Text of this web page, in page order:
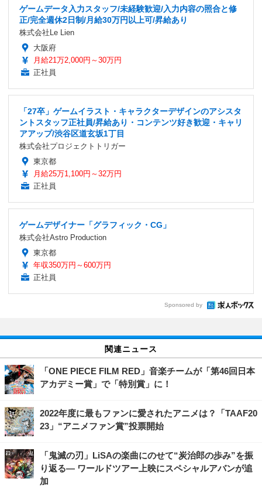
ゲームデータ入力スタッフ/未経験歓迎/入力内容の照合と修
正/完全週休2日制/月給30万円以上可/昇給あり
株式会社Le Lien
大阪府
月給21万2,000円～30万円
正社員
「27卒」ゲームイラスト・キャラクターデザインのアシスタ
ントスタッフ正社員/昇給あり・コンテンツ好き歓迎・キャリ
アアップ/渋谷区道玄坂1丁目
株式会社プロジェクトトリガー
東京都
月給25万1,100円～32万円
正社員
ゲームデザイナー「グラフィック・CG」
株式会社Astro Production
東京都
年収350万円～600万円
正社員
Sponsored by
関連ニュース
「ONE PIECE FILM RED」音楽チームが「第46回日本
アカデミー賞」で「特別賞」に！
2022年度に最もファンに愛されたアニメは？「TAAF20
23」“アニメファン賞”投票開始
「鬼滅の刃」LiSAの楽曲にのせて“炭治郎の歩み”を振
り返る― ワールドツアー上映にスペシャルアバンが追
加